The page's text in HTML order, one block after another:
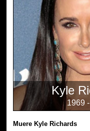
Kyle
1969
Muere Kyle Richards